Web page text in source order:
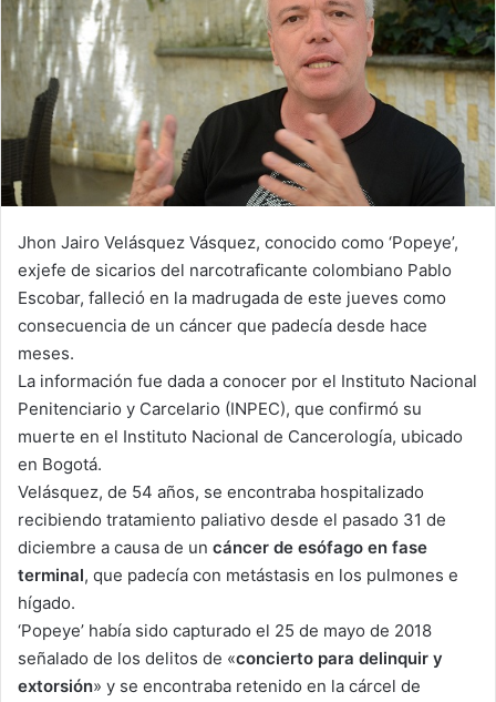
Jhon Jairo Velásquez Vásquez, conocido como ‘Popeye’,
exjefe de sicarios del narcotraficante colombiano Pablo
Escobar, falleció en la madrugada de este jueves como
consecuencia de un cáncer que padecía desde hace
meses.
La información fue dada a conocer por el Instituto Nacional
Penitenciario y Carcelario (INPEC), que confirmó su
muerte en el Instituto Nacional de Cancerología, ubicado
en Bogotá.
Velásquez, de 54 años, se encontraba hospitalizado
recibiendo tratamiento paliativo desde el pasado 31 de
diciembre a causa de un cáncer de esófago en fase
terminal, que padecía con metástasis en los pulmones e
hígado.
‘Popeye’ había sido capturado el 25 de mayo de 2018
señalado de los delitos de «concierto para delinquir y
extorsión» y se encontraba retenido en la cárcel de